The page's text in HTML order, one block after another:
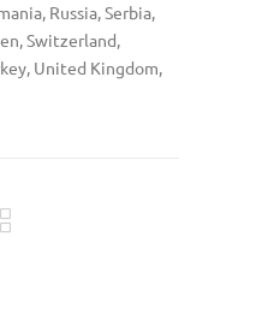
Russia, Serbia,
Switzerland,
United Kingdom,